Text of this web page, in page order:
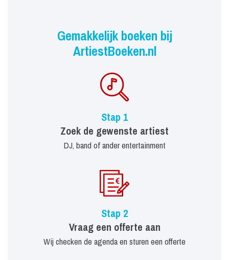
Gemakkelijk boeken bij
ArtiestBoeken.nl
Stap 1
Zoek de gewenste artiest
DJ, band of ander entertainment
Stap 2
Vraag een offerte aan
Wij checken de agenda en sturen een offerte